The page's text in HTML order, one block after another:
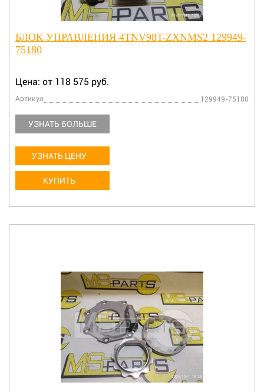
БЛОК УПРАВЛЕНИЯ 4TNV98T-ZXNMS2 129949-
75180
Цена: от 118 575 руб.
Артикул 129949-75180
УЗНАТЬ БОЛЬШЕ
УЗНАТЬ ЦЕНУ
КУПИТЬ